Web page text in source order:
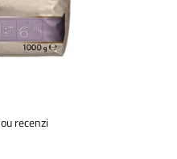
recenzi